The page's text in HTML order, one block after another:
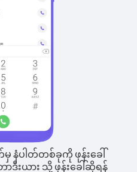
နံပါတ်တစ်ခုကို ဖုန်းခေါ်
းယား သို့ ဖုန်းခေါ်ဆိုရန်